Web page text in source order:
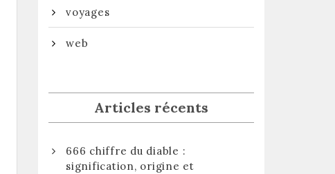
voyages
web
Articles récents
666 chiffre du diable :
signification, origine et